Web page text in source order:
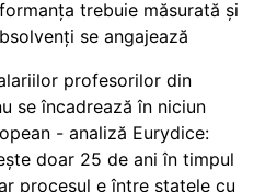
trebuie măsurată și
se angajează
profesorilor din
se încadrează în niciun
- analiză Eurydice:
doar 25 de ani în timpul
procesul e între statele cu